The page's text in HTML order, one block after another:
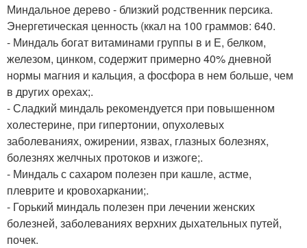
Миндальное дерево - близкий родственник персика.
Энергетическая ценность (ккал на 100 граммов: 640.
- Миндаль богат витаминами группы в и Е, белком,
железом, цинком, содержит примерно 40% дневной
нормы магния и кальция, а фосфора в нем больше, чем
в других орехах;.
- Сладкий миндаль рекомендуется при повышенном
холестерине, при гипертонии, опухолевых
заболеваниях, ожирении, язвах, глазных болезнях,
болезнях желчных протоков и изжоге;.
- Миндаль с сахаром полезен при кашле, астме,
плеврите и кровохаркании;.
- Горький миндаль полезен при лечении женских
болезней, заболеваниях верхних дыхательных путей,
почек.